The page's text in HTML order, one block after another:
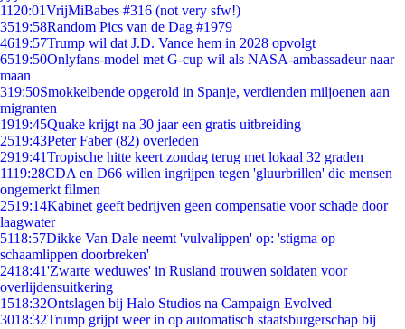
11 20:01VrijMiBabes #316 (not very sfw!)
3519:58Random Pics van de Dag #1979
4619:57Trump wil dat J.D. Vance hem in 2028 opvolgt
6519:50Onlyfans-model met G-cup wil als NASA-ambassadeur naar
maan
319:50Smokkelbende opgerold in Spanje, verdienden miljoenen aan
migranten
1919:45Quake krijgt na 30 jaar een gratis uitbreiding
2519:43Peter Faber (82) overleden
2919:41Tropische hitte keert zondag terug met lokaal 32 graden
1119:28CDA en D66 willen ingrijpen tegen 'gluurbrillen' die mensen
ongemerkt filmen
2519:14Kabinet geeft bedrijven geen compensatie voor schade door
laagwater
5118:57Dikke Van Dale neemt 'vulvalippen' op: 'stigma op
schaamlippen doorbreken'
2418:41'Zwarte weduwes' in Rusland trouwen soldaten voor
overlijdensuitkering
1518:32Ontslagen bij Halo Studios na Campaign Evolved
3018:32Trump grijpt weer in op automatisch staatsburgerschap bij